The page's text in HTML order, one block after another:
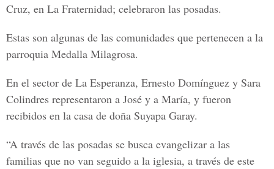
Cruz, en La Fraternidad; celebraron las posadas.
Estas son algunas de las comunidades que pertenecen a la
parroquia Medalla Milagrosa.
En el sector de La Esperanza, Ernesto Domínguez y Sara
Colindres representaron a José y a María, y fueron
recibidos en la casa de doña Suyapa Garay.
“A través de las posadas se busca evangelizar a las
familias que no van seguido a la iglesia, a través de este